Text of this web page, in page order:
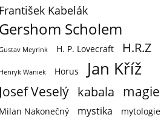
František Kabelák
Gershom Scholem
Meyrink H. P. Lovecraft H.R.Z
Henryk Waniek Horus Jan Kříž
Josef Veselý kabala magie
Milan Nakonečný mystika
mytologie